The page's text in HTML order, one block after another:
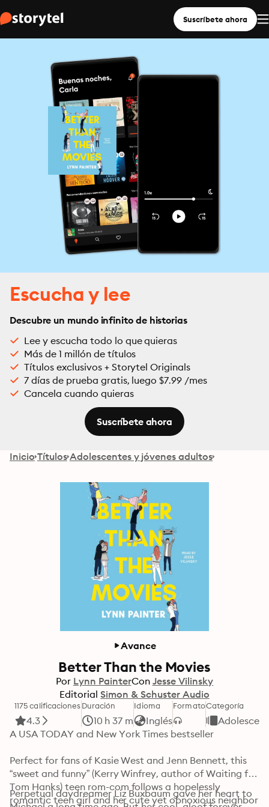
Suscríbete ahora
Escucha y lee
Descubre un mundo infinito de historias
Lee y escucha todo lo que quieras
Más de 1 millón de títulos
Títulos exclusivos + Storytel Originals
7 días de prueba gratis, luego $7.99 /mes
Cancela cuando quieras
Suscríbete ahora
Inicio Títulos Adolescentes y jóvenes adultos
Avance
Better Than the Movies
Por Lynn PainterCon Jesse Vilinsky
Editorial Simon & Schuster Audio
1175 calificaciones
4.3
Duración
10 h 37 m
Idioma
Inglés
FormatoCategoría
A USA TODAY and New York Times bestseller
Perfect for fans of Kasie West and Jenn Bennett, this
“sweet and funny” (Kerry Winfrey, author of Waiting for
Tom Hanks) teen rom-com follows a hopelessly
romantic teen girl and her cute yet obnoxious neighbor
Perpetual daydreamer Liz Buxbaum gave her heart to